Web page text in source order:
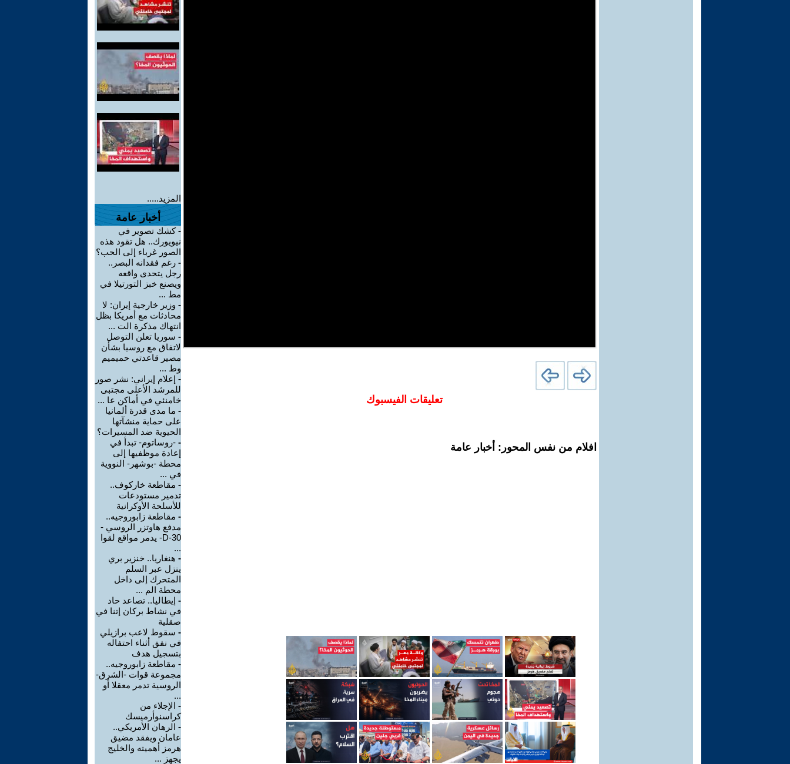
تعليقات الفيسبوك
افلام من نفس المحور: أخبار عامة
المزيد.....
أخبار عامة
-كشك تصوير في
نيويورك.. هل تقود هذه
الصور غرباء إلى الحب؟
- رغم فقدانه البصر..
رجل يتحدى واقعه
ويصنع خبز التورتيلا في
مط ...
- وزير خارجية إيران: لا
محادثات مع أمريكا بظل
انتهاك مذكرة الت ...
- سوريا تعلن التوصل
لاتفاق مع روسيا بشأن
مصير قاعدتي حميميم
وط ...
- إعلام إيراني: نشر صور
للمرشد الأعلى مجتبى
خامنئي في أماكن عا ...
- ما مدى قدرة ألمانيا
على حماية منشآتها
الحيوية ضد المسيرات؟
- -روساتوم- تبدأ في
إعادة موظفيها إلى
محطة -بوشهر- النووية
في ...
- مقاطعة خاركوف..
تدمير مستودعات
للأسلحة الأوكرانية
- مقاطعة زابوروجيه..
مدفع هاوتزر الروسي -
D-30- يدمر مواقع لقوا
...
- هنغاريا.. خنزير بري
ينزل عبر السلم
المتحرك إلى داخل
محطة الم ...
- إيطاليا.. تصاعد حاد
في نشاط بركان إتنا في
صقلية
- سقوط لاعب برازيلي
في نفق أثناء احتفاله
بتسجيل هدف
- مقاطعة زابوروجيه..
مجموعة قوات -الشرق-
الروسية تدمر معقلا أو
...
- الإجلاء من
كراسنوأرميسك
- الرهان الأمريكي..
عامان ويفقد مضيق
هرمز أهميته والخليج
يجهز ...